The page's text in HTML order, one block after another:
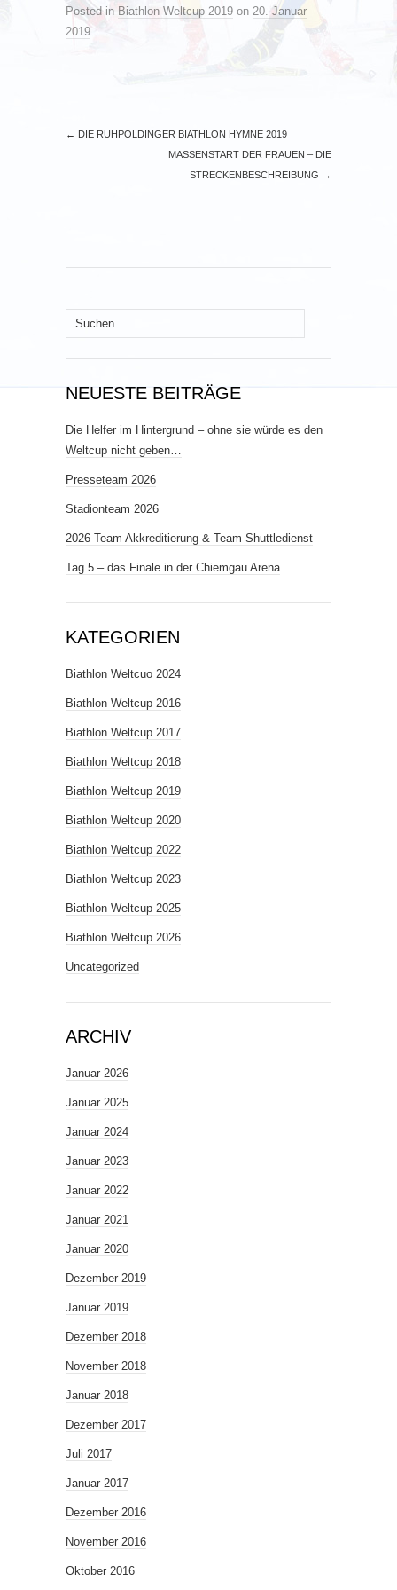
Posted in Biathlon Weltcup 2019 on 20. Januar
2019.
← DIE RUHPOLDINGER BIATHLON HYMNE 2019
MASSENSTART DER FRAUEN – DIE
STRECKENBESCHREIBUNG →
Suchen
nach:
NEUESTE BEITRÄGE
Die Helfer im Hintergrund – ohne sie würde es den
Weltcup nicht geben…
Presseteam 2026
Stadionteam 2026
2026 Team Akkreditierung & Team Shuttledienst
Tag 5 – das Finale in der Chiemgau Arena
KATEGORIEN
Biathlon Weltcuo 2024
Biathlon Weltcup 2016
Biathlon Weltcup 2017
Biathlon Weltcup 2018
Biathlon Weltcup 2019
Biathlon Weltcup 2020
Biathlon Weltcup 2022
Biathlon Weltcup 2023
Biathlon Weltcup 2025
Biathlon Weltcup 2026
Uncategorized
ARCHIV
Januar 2026
Januar 2025
Januar 2024
Januar 2023
Januar 2022
Januar 2021
Januar 2020
Dezember 2019
Januar 2019
Dezember 2018
November 2018
Januar 2018
Dezember 2017
Juli 2017
Januar 2017
Dezember 2016
November 2016
Oktober 2016